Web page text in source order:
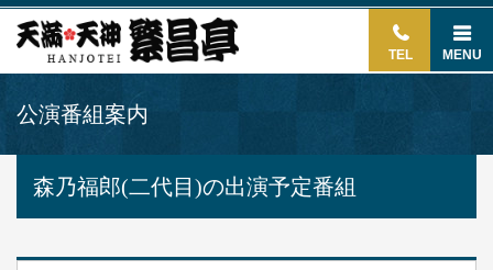
TEL MENU
公演番組案内
森乃福郎(二代目)の出演予定番組